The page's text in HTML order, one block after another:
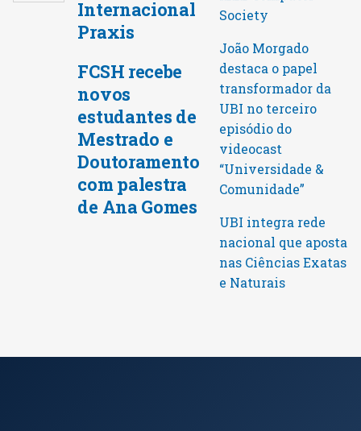
Internacional
Praxis
FCSH recebe
novos
estudantes de
Mestrado e
Doutoramento
com palestra
de Ana Gomes
Society
João Morgado
destaca o papel
transformador da
UBI no terceiro
episódio do
videocast
“Universidade &
Comunidade”
UBI integra rede
nacional que aposta
nas Ciências Exatas
e Naturais